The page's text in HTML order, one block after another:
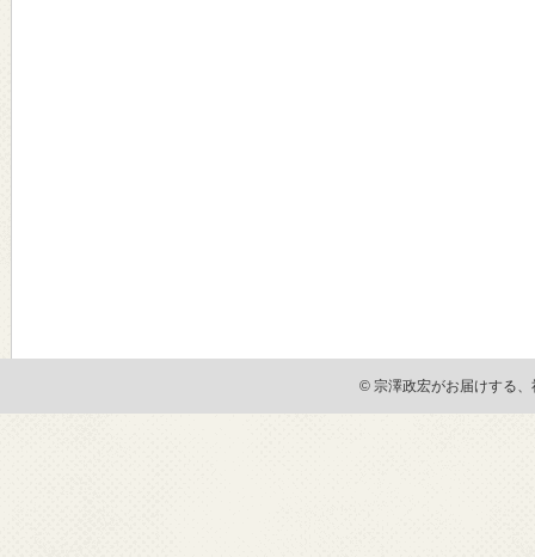
© 宗澤政宏がお届けする